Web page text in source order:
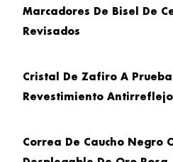
Marcadores De Bisel De
Revisados
Cristal De Zafiro A
Revestimiento
Correa De Caucho Negro